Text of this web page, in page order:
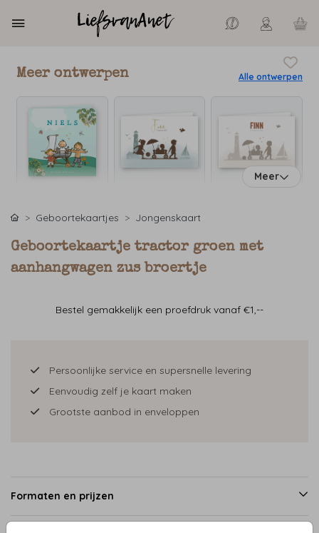
Meer ontwerpen Alle ontwerpen
Meer
Geboortekaartjes Jongenskaart
Geboortekaartje tractor groen met
aanhangwagen zus broertje
Bestel gemakkelijk een proefdruk vanaf €1,--
Persoonlijke service en supersnelle levering
Eenvoudig zelf je kaart maken
Grootste aanbod in enveloppen
Formaten en prijzen